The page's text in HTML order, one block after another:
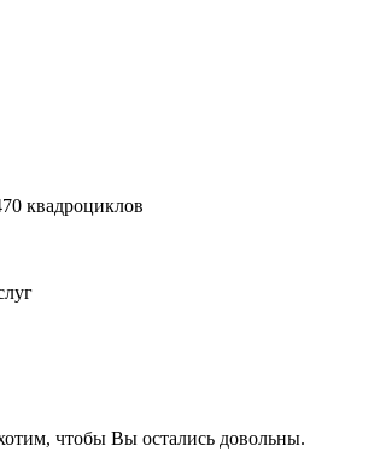
квадроциклов
чтобы Вы остались довольны.